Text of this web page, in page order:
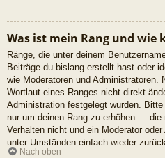
Was ist mein Rang und wie
Ränge, die unter deinem
Beiträge du bislang erstellt hast oder
wie Moderatoren und Administratoren.
Wortlaut eines Ranges nicht direkt
Administration festgelegt wurden.
nur um deinen Rang zu erhöhen — die
Verhalten nicht und ein Moderator
unter Umständen einfach wieder
Nach oben